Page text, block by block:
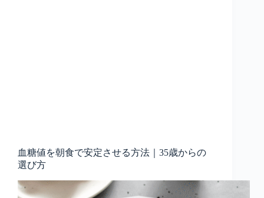
血糖値を朝食で安定させる方法｜35歳からの
選び方